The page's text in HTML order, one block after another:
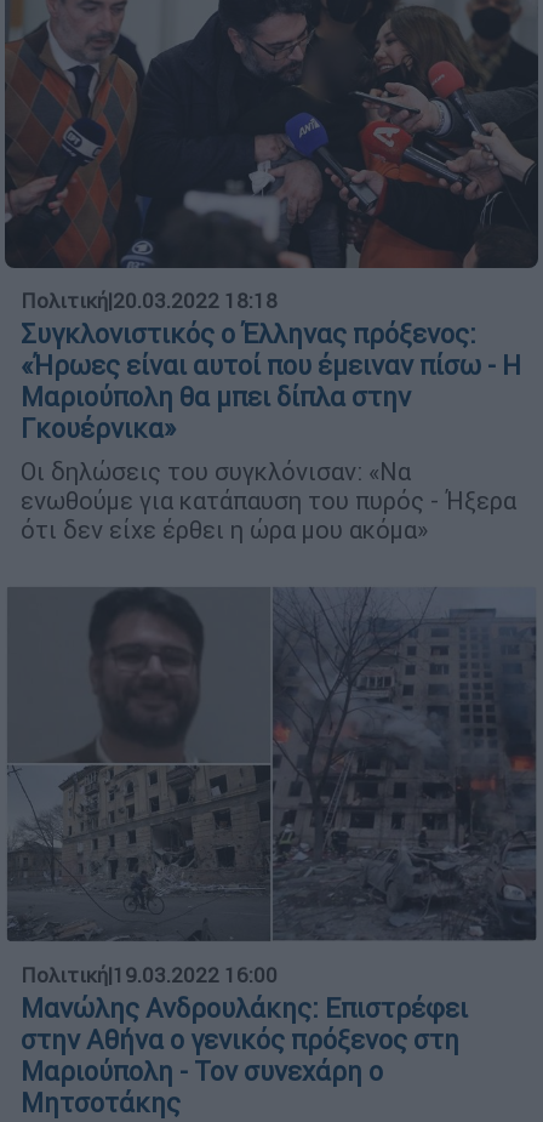
Πολιτική|20.03.2022 18:18
Συγκλονιστικός ο Έλληνας πρόξενος:
«Ήρωες είναι αυτοί που έμειναν πίσω - Η
Μαριούπολη θα μπει δίπλα στην
Γκουέρνικα»
Οι δηλώσεις του συγκλόνισαν: «Να
ενωθούμε για κατάπαυση του πυρός - Ήξερα
ότι δεν είχε έρθει η ώρα μου ακόμα»
Πολιτική|19.03.2022 16:00
Μανώλης Ανδρουλάκης: Επιστρέφει
στην Αθήνα ο γενικός πρόξενος στη
Μαριούπολη - Τον συνεχάρη ο
Μητσοτάκης